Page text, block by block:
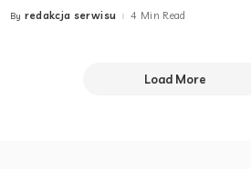
Posted
By redakcja serwisu 4 Min Read
Load More